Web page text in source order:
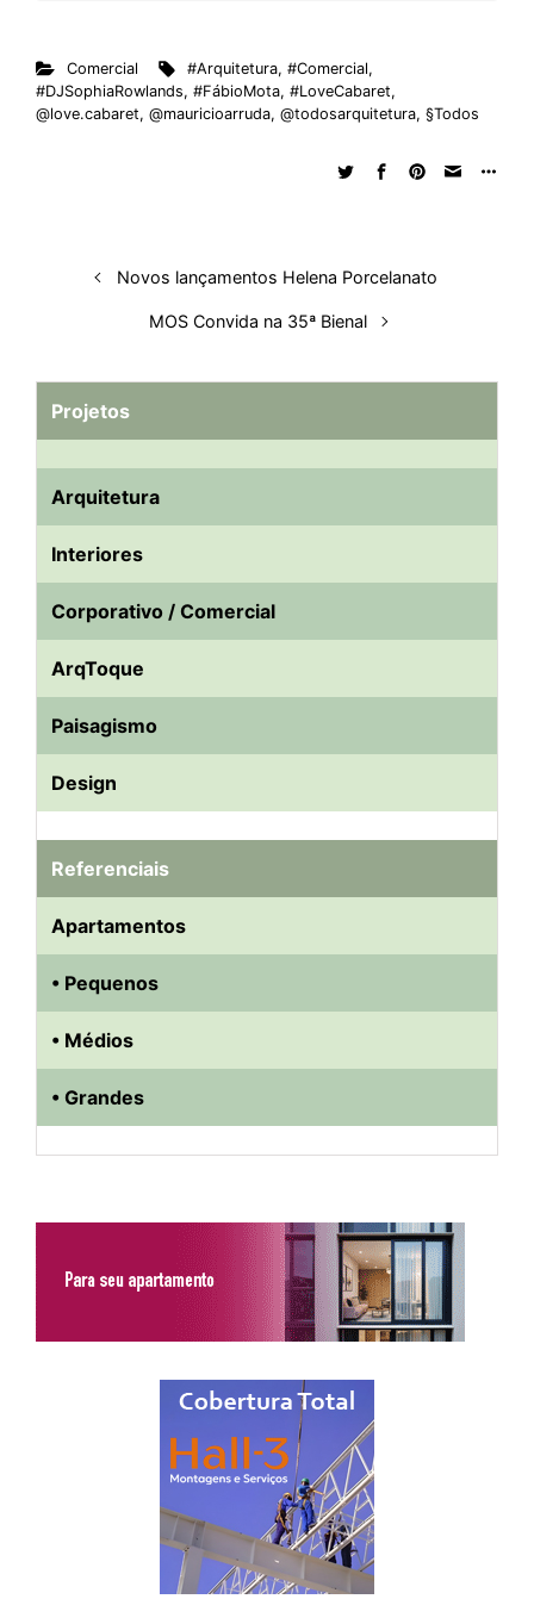
Comercial #Arquitetura,#Comercial,
#DJSophiaRowlands, #FábioMota, #LoveCabaret,
@love.cabaret, @mauricioarruda, @todosarquitetura, §Todos
Novos lançamentos Helena Porcelanato
MOS Convida na 35ª Bienal
Projetos
Arquitetura
Interiores
Corporativo / Comercial
ArqToque
Paisagismo
Design
Referenciais
Apartamentos
• Pequenos
• Médios
• Grandes